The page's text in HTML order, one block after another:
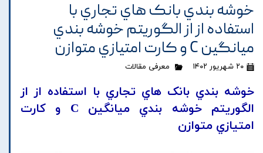
خوشه بندي بانک هاي تجاري با
استفاده از از الگوريتم خوشه بندي
ميانگين C و کارت امتيازي متوازن
۲۰ شهریور ۱۴۰۲ معرفی مقالات
خوشه بندي بانک هاي تجاري با استفاده از از
الگوريتم خوشه بندي ميانگين C و کارت
امتيازي متوازن